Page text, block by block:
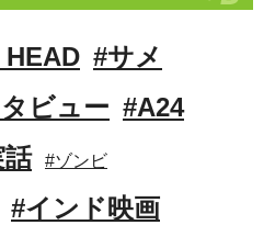
HEAD #サメ
ビュー #A24
話 #ゾンビ
#インド映画